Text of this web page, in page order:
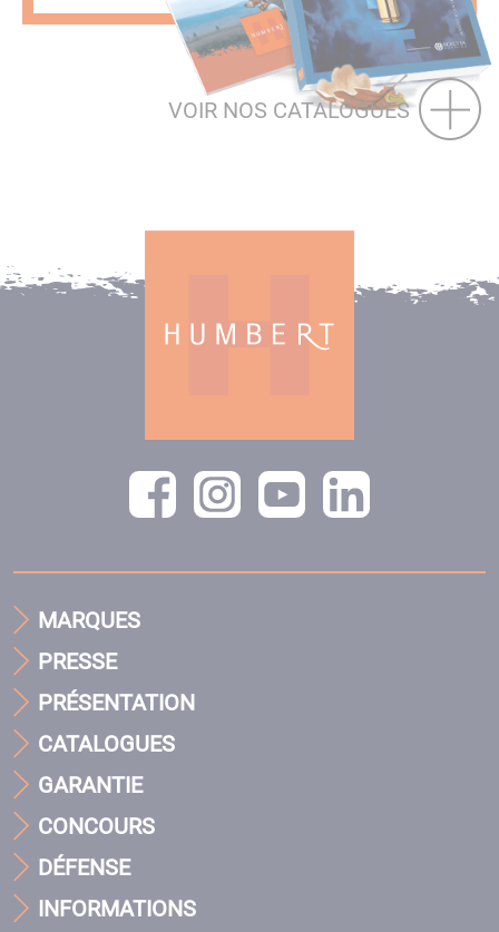
VOIR NOS CATALOGUES
MARQUES
PRESSE
PRÉSENTATION
CATALOGUES
GARANTIE
CONCOURS
DÉFENSE
INFORMATIONS